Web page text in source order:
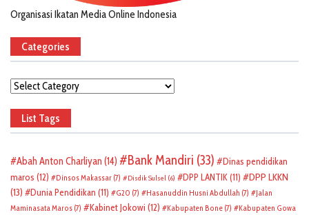
Organisasi Ikatan Media Online Indonesia
Categories
Categories
List Tags
Abah Anton Charliyan (14) Bank Mandiri (33)
Dinas pendidikan
maros (12) Dinsos Makassar (7) Disdik Sulsel (6) DPP LANTIK(11)
DPP LKKN
(13)
Dunia Pendidikan (11) G20 (7) Hasanuddin Husni Abdullah (7)
Jalan
Maminasata Maros (7) Kabinet Jokowi (12) Kabupaten Bone (7) Kabupaten Gowa